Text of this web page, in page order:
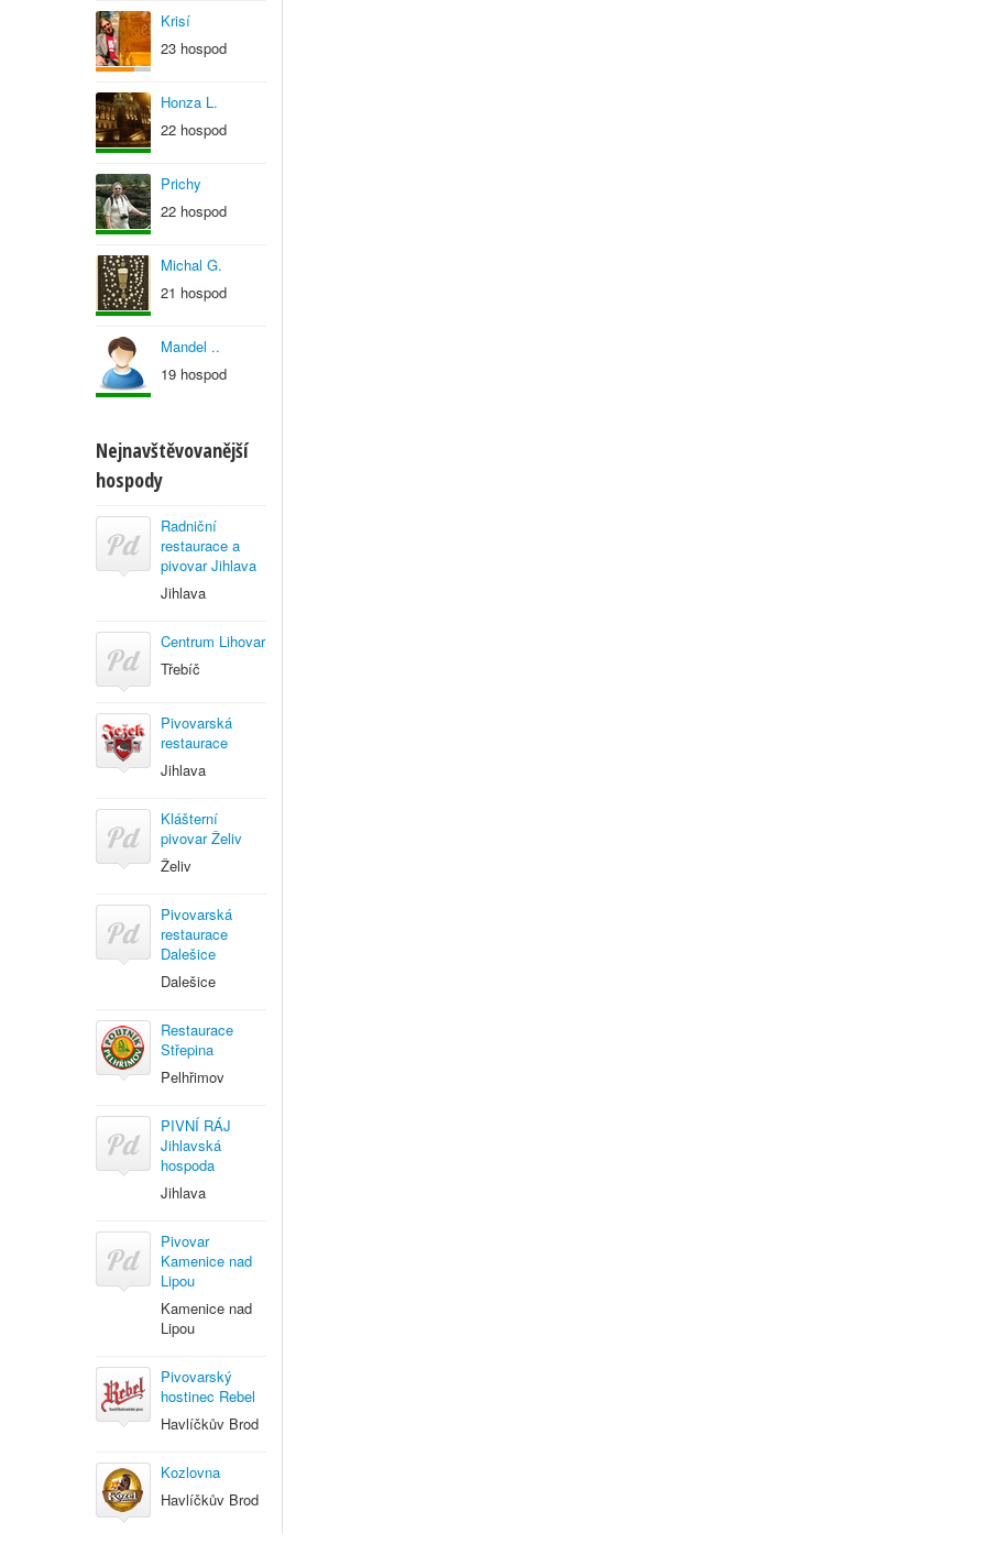
Krisí
23 hospod
Honza L.
22 hospod
Prichy
22 hospod
Michal G.
21 hospod
Mandel ..
19 hospod
Nejnavštěvovanější
hospody
Radniční
restaurace a
pivovar Jihlava
Jihlava
Centrum Lihovar
Třebíč
Pivovarská
restaurace
Jihlava
Klášterní
pivovar Želiv
Želiv
Pivovarská
restaurace
Dalešice
Dalešice
Restaurace
Střepina
Pelhřimov
PIVNÍ RÁJ
Jihlavská
hospoda
Jihlava
Pivovar
Kamenice nad
Lipou
Kamenice nad
Lipou
Pivovarský
hostinec Rebel
Havlíčkův Brod
Kozlovna
Havlíčkův Brod